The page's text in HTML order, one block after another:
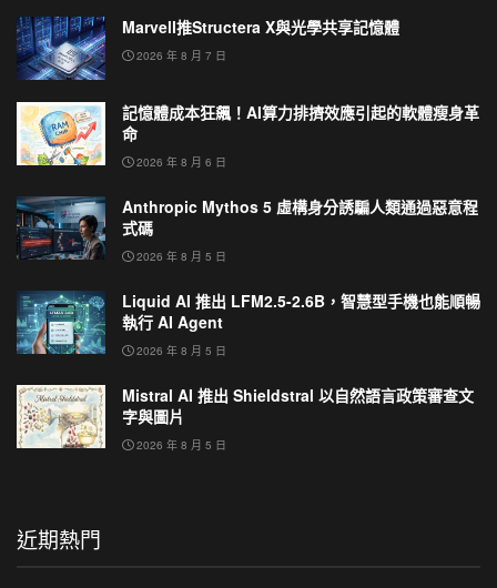
Marvell推Structera X與光學共享記憶體
2026 年 8 月 7 日
記憶體成本狂飆！AI算力排擠效應引起的軟體瘦身革
命
2026 年 8 月 6 日
Anthropic Mythos 5 虛構身分誘騙人類通過惡意程
式碼
2026 年 8 月 5 日
Liquid AI 推出 LFM2.5-2.6B，智慧型手機也能順暢
執行 AI Agent
2026 年 8 月 5 日
Mistral AI 推出 Shieldstral 以自然語言政策審查文
字與圖片
2026 年 8 月 5 日
近期熱門